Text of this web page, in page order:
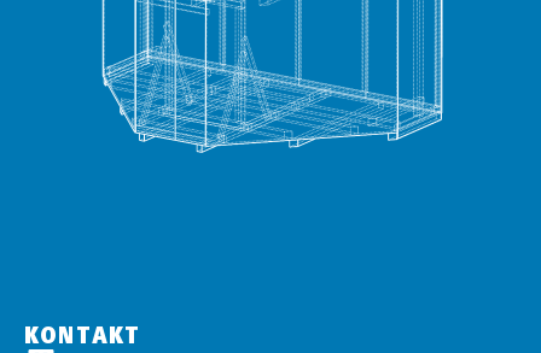
KONTAKT